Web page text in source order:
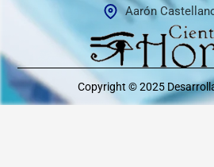
Aarón
Copyright © 2025